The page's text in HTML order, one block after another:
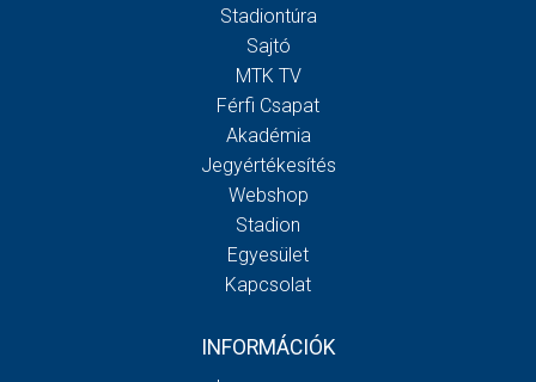
Stadiontúra
Sajtó
MTK TV
Férfi Csapat
Akadémia
Jegyértékesítés
Webshop
Stadion
Egyesület
Kapcsolat
INFORMÁCIÓK